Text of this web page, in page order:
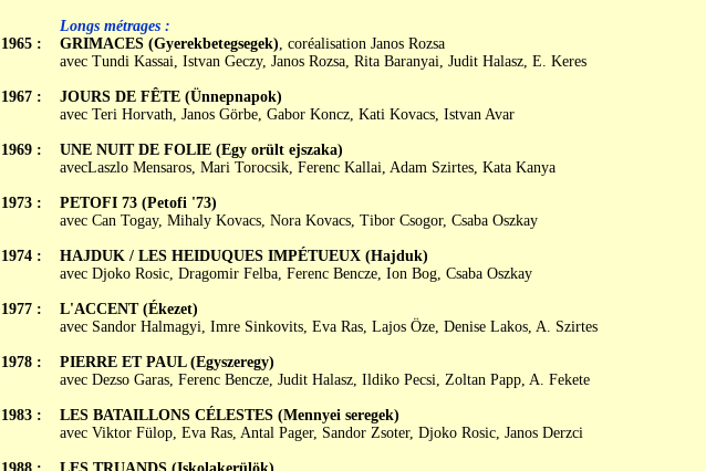
1965 :
1967 :
1969 :
1973 :
1974 :
1977 :
1978 :
1983 :
Longs métrages :
GRIMACES (Gyerekbetegsegek), coréalisation Janos Rozsa
avec Tundi Kassai, Istvan Geczy, Janos Rozsa, Rita Baranyai, Judit Halasz, E. Keres
JOURS DE FÊTE (Ünnepnapok)
avec Teri Horvath, Janos Görbe, Gabor Koncz, Kati Kovacs, Istvan Avar
UNE NUIT DE FOLIE (Egy orült ejszaka)
avecLaszlo Mensaros, Mari Torocsik, Ferenc Kallai, Adam Szirtes, Kata Kanya
PETOFI 73 (Petofi '73)
avec Can Togay, Mihaly Kovacs, Nora Kovacs, Tibor Csogor, Csaba Oszkay
HAJDUK / LES HEIDUQUES IMPÉTUEUX (Hajduk)
avec Djoko Rosic, Dragomir Felba, Ferenc Bencze, Ion Bog, Csaba Oszkay
L'ACCENT (Ékezet)
avec Sandor Halmagyi, Imre Sinkovits, Eva Ras, Lajos Öze, Denise Lakos, A. Szirtes
PIERRE ET PAUL (Egyszeregy)
avec Dezso Garas, Ferenc Bencze, Judit Halasz, Ildiko Pecsi, Zoltan Papp, A. Fekete
LES BATAILLONS CÉLESTES (Mennyei seregek)
avec Viktor Fülop, Eva Ras, Antal Pager, Sandor Zsoter, Djoko Rosic, Janos Derzci